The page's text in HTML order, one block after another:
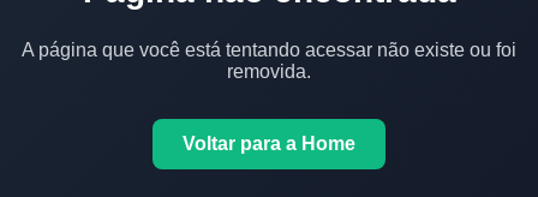
A página que você está tentando acessar não existe ou foi
removida.
Voltar para a Home